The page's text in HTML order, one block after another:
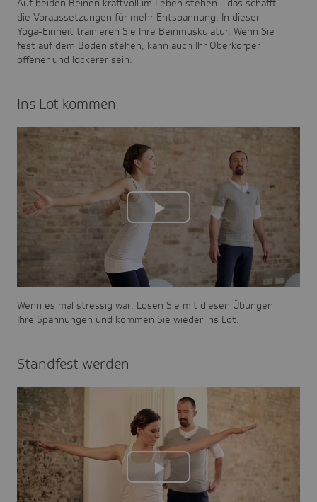
die Voraussetzungen für mehr Entspannung. In dieser
Yoga-Einheit trainieren Sie Ihre Beinmuskulatur. Wenn Sie
fest auf dem Boden stehen, kann auch Ihr Oberkörper
offener und lockerer sein.
Ins Lot kommen
Play
Video
Wenn es mal stressig war: Lösen Sie mit diesen Übungen
Ihre Spannungen und kommen Sie wieder ins Lot.
Stan­d­­fest werden
Play